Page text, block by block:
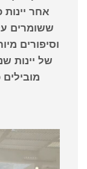
אחר
ששומרים
וסיפורים
של יינות
מובילים